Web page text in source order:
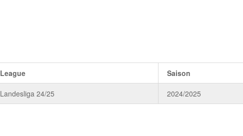
League Saison
Landesliga 24/25 2024/2025